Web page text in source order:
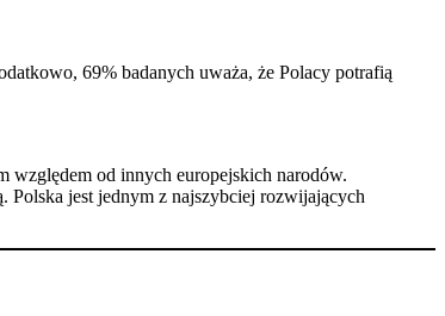
69% badanych uważa, że Polacy potrafią
względem od innych europejskich narodów.
Polska jest jednym z najszybciej rozwijających